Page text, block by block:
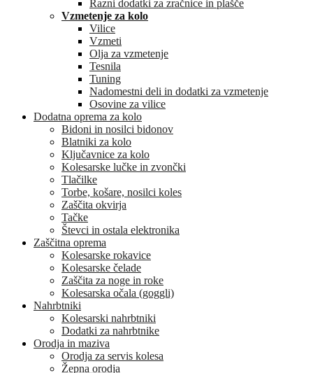
Razni dodatki za zračnice in plašče
Vzmetenje za kolo
Vilice
Vzmeti
Olja za vzmetenje
Tesnila
Tuning
Nadomestni deli in dodatki za vzmetenje
Osovine za vilice
Dodatna oprema za kolo
Bidoni in nosilci bidonov
Blatniki za kolo
Ključavnice za kolo
Kolesarske lučke in zvončki
Tlačilke
Torbe, košare, nosilci koles
Zaščita okvirja
Tačke
Števci in ostala elektronika
Zaščitna oprema
Kolesarske rokavice
Kolesarske čelade
Zaščita za noge in roke
Kolesarska očala (goggli)
Nahrbtniki
Kolesarski nahrbtniki
Dodatki za nahrbtnike
Orodja in maziva
Orodja za servis kolesa
Žepna orodja